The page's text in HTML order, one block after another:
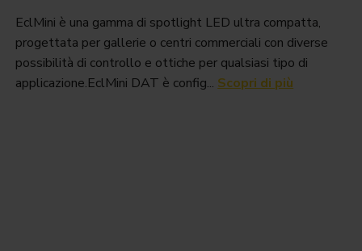
EclMini è una gamma di spotlight LED ultra compatta,
progettata per gallerie o centri commerciali con diverse
possibilità di controllo e ottiche per qualsiasi tipo di
applicazione.EclMini DAT è config... Scopri di più